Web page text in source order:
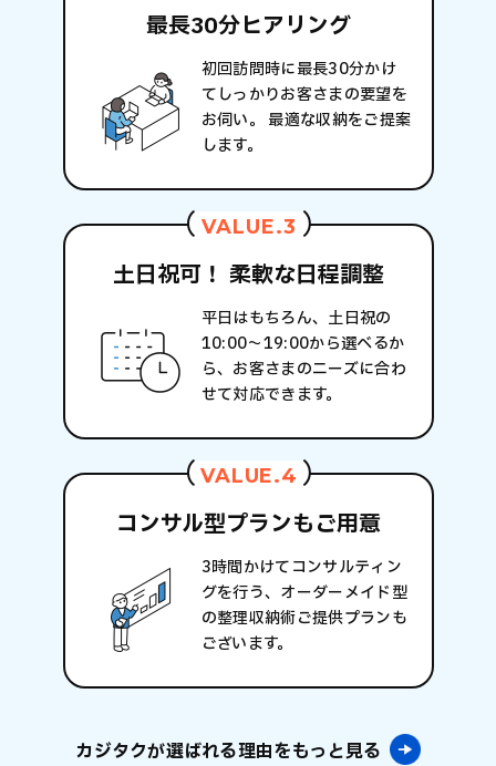
最長30分ヒアリング
初回訪問時に最長30分かけ
てしっかりお客さまの要望を
お伺い。 最適な収納をご提案
します。
VALUE.3
土日祝可！ 柔軟な日程調整
平日はもちろん、土日祝の
10:00～19:00から選べるか
ら、お客さまのニーズに合わ
せて対応できます。
VALUE.4
コンサル型プランもご用意
3時間かけてコンサルティン
グを行う、オーダーメイド型
の整理収納術ご提供プランも
ございます。
カジタクが選ばれる理由をもっと見る